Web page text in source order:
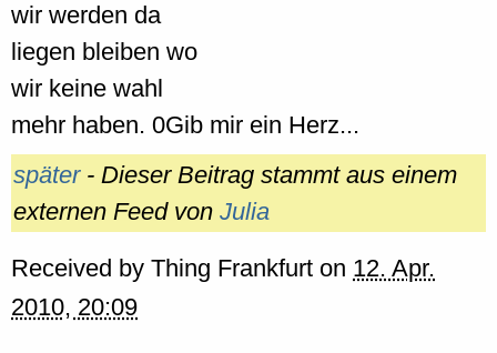
wir werden da
liegen bleiben wo
wir keine wahl
mehr haben. 0Gib mir ein Herz...
später- Dieser Beitrag stammt aus einem
externen Feed von Julia
Received by Thing Frankfurt on 12. Apr.
2010, 20:09